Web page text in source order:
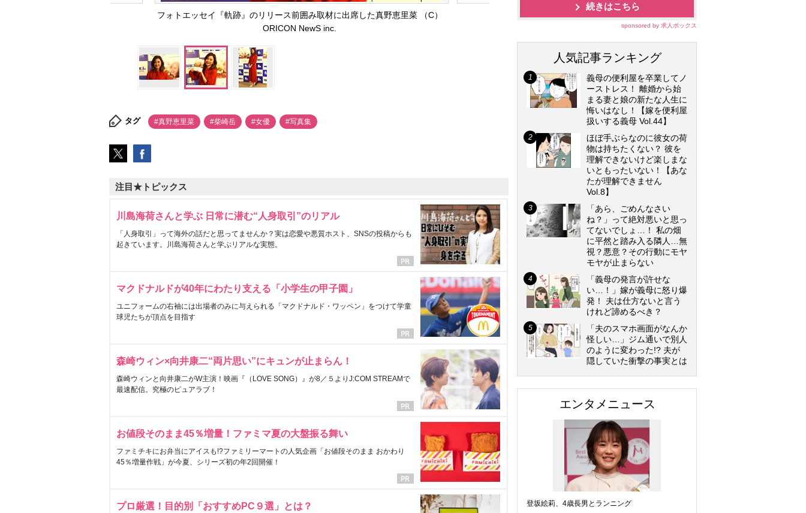
フォトエッセイ『軌跡』のリリース前囲み取材に出席した真野恵里菜 （C）
ORICON NewS inc.
タグ #真野恵里菜 #柴崎岳 #女優 #写真集
注目★トピックス
川島海荷さんと学ぶ 日常に潜む“人身取引”のリアル
「人身取引」って海外の話だと思ってませんか？実は恋愛や悪質ホスト、SNSの投稿からも
起きています。川島海荷さんと学ぶリアルな実態。
マクドナルドが40年にわたり支える「小学生の甲子園」
ユニフォームの右袖には出場者のみに与えられる「マクドナルド・ワッペン」をつけて学童
球児たちが頂点を目指す
森崎ウィン×向井康二“両片思い”にキュンが止まらん！
森崎ウィンと向井康二がW主演！映画『（LOVE SONG）』が8／５よりJ:COM STREAMで
最速配信。究極のピュアラブ！
お値段そのまま45％増量！ファミマ夏の大盤振る舞い
ファミチキにお弁当にアイスも!?ファミリーマートの人気企画「お値段そのまま おかわり
45％増量作戦」が今夏、シリーズ初の年2回開催！
プロ厳選！目的別「おすすめPC９選」とは？
続きはこちら
sponsored by 求人ボックス
人気記事ランキング
義母の便利屋を卒業してノ
ーストレス！ 離婚から始
まる妻と娘の新たな人生に
悔いはなし！【嫁を便利屋
扱いする義母 Vol.44】
ほぼ手ぶらなのに彼女の荷
物は持ちたくない？ 彼を
理解できないけど楽しまな
いともったいない！【あな
たが理解できません
Vol.8】
「あら、ごめんなさい
ね？」って絶対悪いと思っ
てないでしょ…！ 私の畑
に平然と踏み入る隣人…無
視？悪意？その行動にモヤ
モヤが止まらない
「義母の発言が許せな
い…！」嫁が義母に怒り爆
発！ 夫は仕方ないと言う
けれど諦めるべき？
「夫のスマホ画面がなんか
怪しい…」ジム通いで別人
のように変わった!? 夫が
隠していた衝撃の事実とは
エンタメニュース
登坂絵莉、4歳長男とランニング